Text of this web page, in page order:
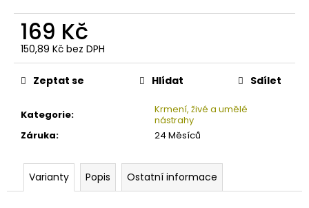
169 Kč
150,89 Kč bez DPH
Měrná
cena:
Kategorie:
Krmení, živé a umělé
nástrahy
Záruka: 24 Měsíců
Zeptat se Hlídat Sdílet
Varianty Popis Ostatní informace
č
e
m
KAMATSU
HLAVA
NÁLITKEM
25G